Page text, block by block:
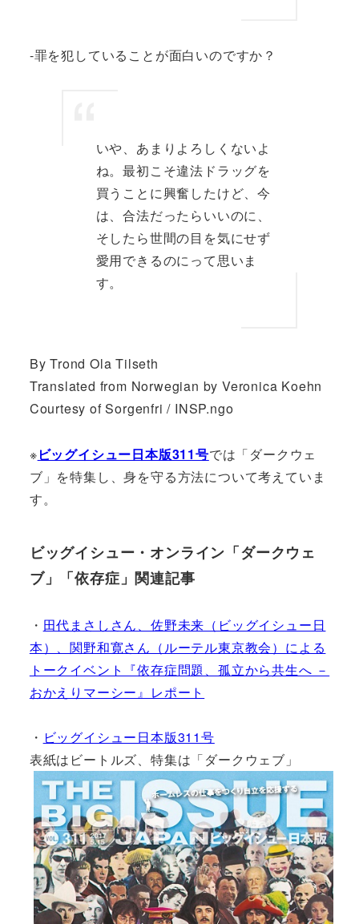
-罪を犯していることが面白いのですか？
いや、あまりよろしくないよ
ね。最初こそ違法ドラッグを
買うことに興奮したけど、今
は、合法だったらいいのに、
そしたら世間の目を気にせず
愛用できるのにって思いま
す。
By Trond Ola Tilseth
Translated from Norwegian by Veronica Koehn
Courtesy of Sorgenfri / INSP.ngo
※ビッグイシュー日本版311号では「ダークウェ
ブ」を特集し、身を守る方法について考えていま
す。
ビッグイシュー・オンライン「ダークウェ
ブ」「依存症」関連記事
・ 田代まさしさん、佐野未来（ビッグイシュー日
本）、関野和寛さん（ルーテル東京教会）による
トークイベント『依存症問題、孤立から共生へ －
おかえりマーシー』レポート
・ ビッグイシュー日本版311号
表紙はビートルズ、特集は「ダークウェブ」